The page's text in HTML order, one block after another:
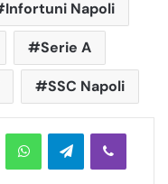
Infortuni Napoli
Serie A
SSC Napoli
WhatsApp Telegram